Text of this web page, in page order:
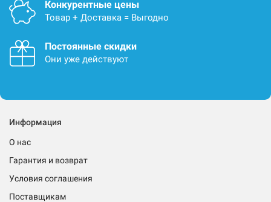
Конкурентные цены
Товар + Доставка = Выгодно
Постоянные скидки
Они уже действуют
Информация
О нас
Гарантия и возврат
Условия соглашения
Поставщикам